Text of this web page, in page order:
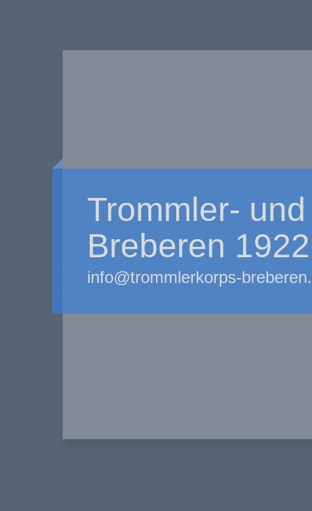
Trommler-
Breberen
info@trommlerkorps-